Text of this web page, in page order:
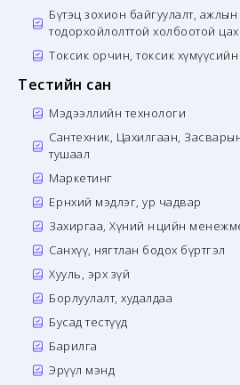
Бүтэц зохион байгуулалт,
тодорхойлолттой холбоотой
Токсик орчин, токсик хүмүүсийн
Тестийн сан
Мэдээллийн технологи
Сантехник, Цахилгаан,
тушаал
Маркетинг
Ерөнхий мэдлэг, ур чадвар
Захиргаа, Хүний нөөцийн
Санхүү, нягтлан бодох бүртгэл
Хууль, эрх зүй
Борлуулалт, худалдаа
Бусад тестүүд
Барилга
Эрүүл мэнд